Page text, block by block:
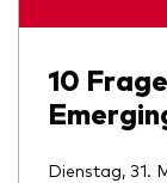
10
Dienstag, 31.